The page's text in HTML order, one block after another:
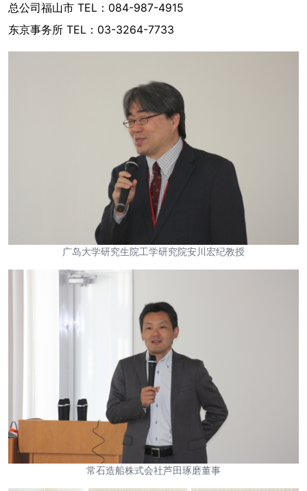
总公司福山市 TEL：084-987-4915
东京事务所 TEL：03-3264-7733
广岛大学研究生院工学研究院安川宏纪教授
常石造船株式会社芦田琢磨董事